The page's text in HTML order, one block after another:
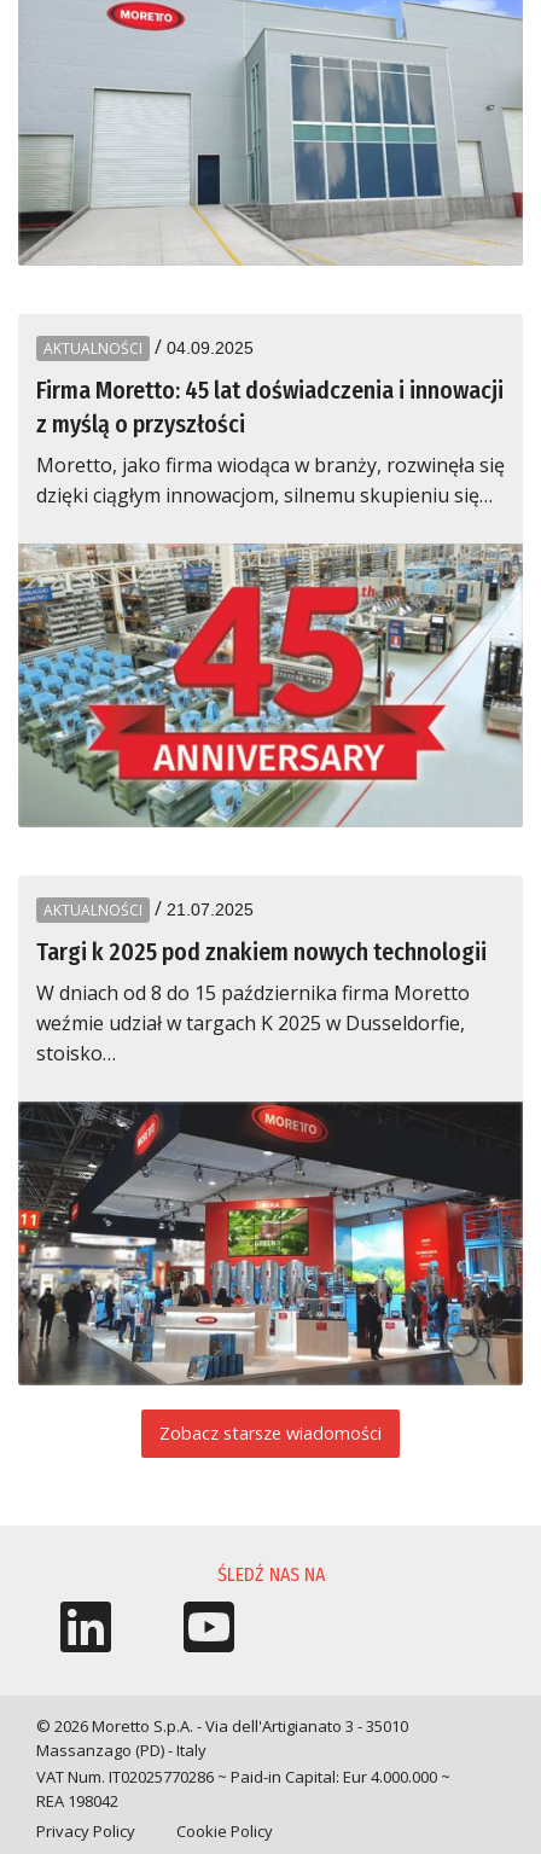
AKTUALNOŚCI / 04.09.2025
Firma Moretto: 45 lat doświadczenia i innowacji
z myślą o przyszłości
Moretto, jako firma wiodąca w branży, rozwinęła się
dzięki ciągłym innowacjom, silnemu skupieniu się…
AKTUALNOŚCI / 21.07.2025
Targi k 2025 pod znakiem nowych technologii
W dniach od 8 do 15 października firma Moretto
weźmie udział w targach K 2025 w Dusseldorfie,
stoisko…
Zobacz starsze wiadomości
ŚLEDŹ NAS NA
© 2026 Moretto S.p.A. - Via dell'Artigianato 3 - 35010
Massanzago (PD) - Italy
VAT Num. IT02025770286 ~ Paid-in Capital: Eur 4.000.000 ~
REA 198042
Privacy Policy
Cookie Policy